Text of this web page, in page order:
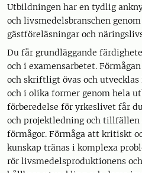
Utbildningen har en tydlig
och livsmedelsbranschen
gästföreläsningar och
Du får grundläggande
och i examensarbetet.
och skriftligt övas och
och i olika former genom hela
förberedelse för yrkeslivet får
och projektledning och tillfällen
förmågor. Förmåga att kritiskt
kunskap tränas i komplexa
rör livsmedelsproduktionens